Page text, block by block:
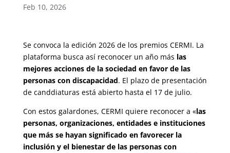
Feb 10, 2026
Se convoca la edición 2026 de los premios CERMI. La
plataforma busca así reconocer un año más las
mejores acciones de la sociedad en favor de las
personas con discapacidad. El plazo de presentación
de canddiaturas está abierto hasta el 17 de julio.
Con estos galardones, CERMI quiere reconocer a «las
personas, organizaciones, entidades e instituciones
que más se hayan significado en favorecer la
inclusión y el bienestar de las personas con